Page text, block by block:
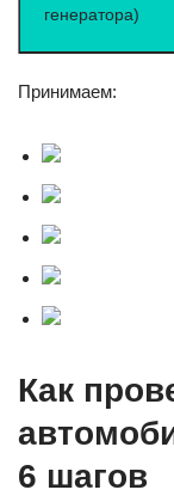
генератора)
Принимаем:
Как
6 шагов